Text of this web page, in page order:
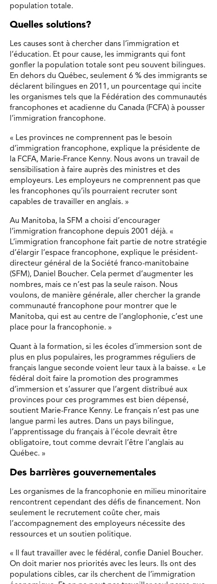
population totale.
Quelles solutions?
Les causes sont à chercher dans l’immigration et
l’éducation. Et pour cause, les immigrants qui font
gonfler la population totale sont peu souvent bilingues.
En dehors du Québec, seulement 6 % des immigrants se
déclarent bilingues en 2011, un pourcentage qui incite
les organismes tels que la Fédération des communautés
francophones et acadienne du Canada (FCFA) à pousser
l’immigration francophone.
« Les provinces ne comprennent pas le besoin
d’immigration francophone, explique la présidente de
la FCFA, Marie-France Kenny. Nous avons un travail de
sensibilisation à faire auprès des ministres et des
employeurs. Les employeurs ne comprennent pas que
les francophones qu’ils pourraient recruter sont
capables de travailler en anglais. »
Au Manitoba, la SFM a choisi d’encourager
l’immigration francophone depuis 2001 déjà. «
L’immigration francophone fait partie de notre stratégie
d’élargir l’espace francophone, explique le président-
directeur général de la Société franco-manitobaine
(SFM), Daniel Boucher. Cela permet d’augmenter les
nombres, mais ce n’est pas la seule raison. Nous
voulons, de manière générale, aller chercher la grande
communauté francophone pour montrer que le
Manitoba, qui est au centre de l’anglophonie, c’est une
place pour la francophonie. »
Quant à la formation, si les écoles d’immersion sont de
plus en plus populaires, les programmes réguliers de
français langue seconde voient leur taux à la baisse. « Le
fédéral doit faire la promotion des programmes
d’immersion et s’assurer que l’argent distribué aux
provinces pour ces programmes est bien dépensé,
soutient Marie-France Kenny. Le français n’est pas une
langue parmi les autres. Dans un pays bilingue,
l’apprentissage du français à l’école devrait être
obligatoire, tout comme devrait l’être l’anglais au
Québec. »
Des barrières gouvernementales
Les organismes de la francophonie en milieu minoritaire
rencontrent cependant des défis de financement. Non
seulement le recrutement coûte cher, mais
l’accompagnement des employeurs nécessite des
ressources et un soutien politique.
« Il faut travailler avec le fédéral, confie Daniel Boucher.
On doit marier nos priorités avec les leurs. Ils ont des
populations cibles, car ils cherchent de l’immigration